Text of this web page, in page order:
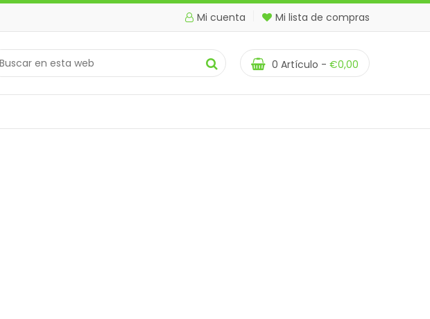
Mi cuenta Mi lista de compras
0 Artículo - €0,00